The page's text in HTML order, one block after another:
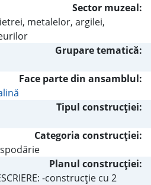
Sector muzeal:
metalelor, argilei,
Grupare tematică:
Face parte din ansamblul:
Tipul construcţiei:
Categoria construcţiei:
Planul construcţiei:
-construcţie cu 2